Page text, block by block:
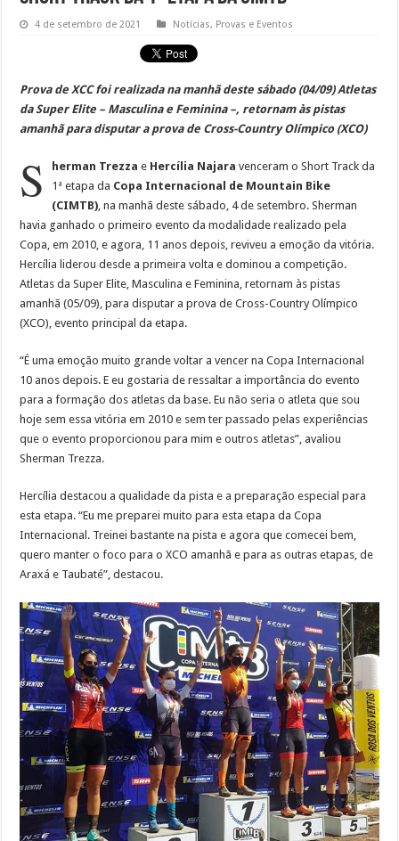
4 de setembro de 2021 Notícias, Provas e Eventos
Prova de XCC foi realizada na manhã deste sábado (04/09) Atletas
da Super Elite – Masculina e Feminina –, retornam às pistas
amanhã para disputar a prova de Cross-Country Olímpico (XCO)
S herman Trezza e Hercília Najara venceram o Short Track da
1ª etapa da Copa Internacional de Mountain Bike
(CIMTB), na manhã deste sábado, 4 de setembro. Sherman
havia ganhado o primeiro evento da modalidade realizado pela
Copa, em 2010, e agora, 11 anos depois, reviveu a emoção da vitória.
Hercília liderou desde a primeira volta e dominou a competição.
Atletas da Super Elite, Masculina e Feminina, retornam às pistas
amanhã (05/09), para disputar a prova de Cross-Country Olímpico
(XCO), evento principal da etapa.
“É uma emoção muito grande voltar a vencer na Copa Internacional
10 anos depois. E eu gostaria de ressaltar a importância do evento
para a formação dos atletas da base. Eu não seria o atleta que sou
hoje sem essa vitória em 2010 e sem ter passado pelas experiências
que o evento proporcionou para mim e outros atletas”, avaliou
Sherman Trezza.
Hercília destacou a qualidade da pista e a preparação especial para
esta etapa. “Eu me preparei muito para esta etapa da Copa
Internacional. Treinei bastante na pista e agora que comecei bem,
quero manter o foco para o XCO amanhã e para as outras etapas, de
Araxá e Taubaté”, destacou.